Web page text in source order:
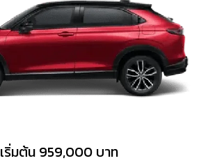
เริ่มต้น 959,000 บาท